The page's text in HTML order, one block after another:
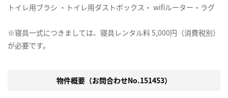
トイレ用ブラシ ・トイレ用ダストボックス・ wifiルーター・ラグ
※寝具一式につきましては、寝具レンタル料 5,000円（消費税別）
が必要です。
物件概要（お問合わせNo.151453）